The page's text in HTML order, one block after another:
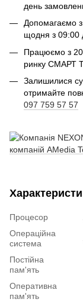
день
Допомагаємо з
щодня з 09:00
Працюємо з
ринку СМАРТ
Залишилися
отримайте
097 759 57 57
Процесор
Операційна
система
Постійна
пам'ять
Оперативна
пам'ять